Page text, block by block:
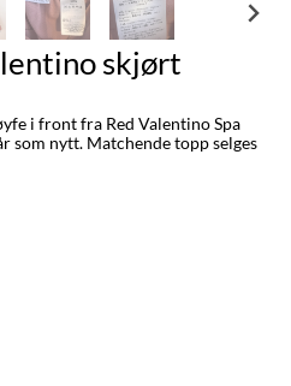
skjørt
i front fra Red Valentino Spa
som nytt. Matchende topp selges